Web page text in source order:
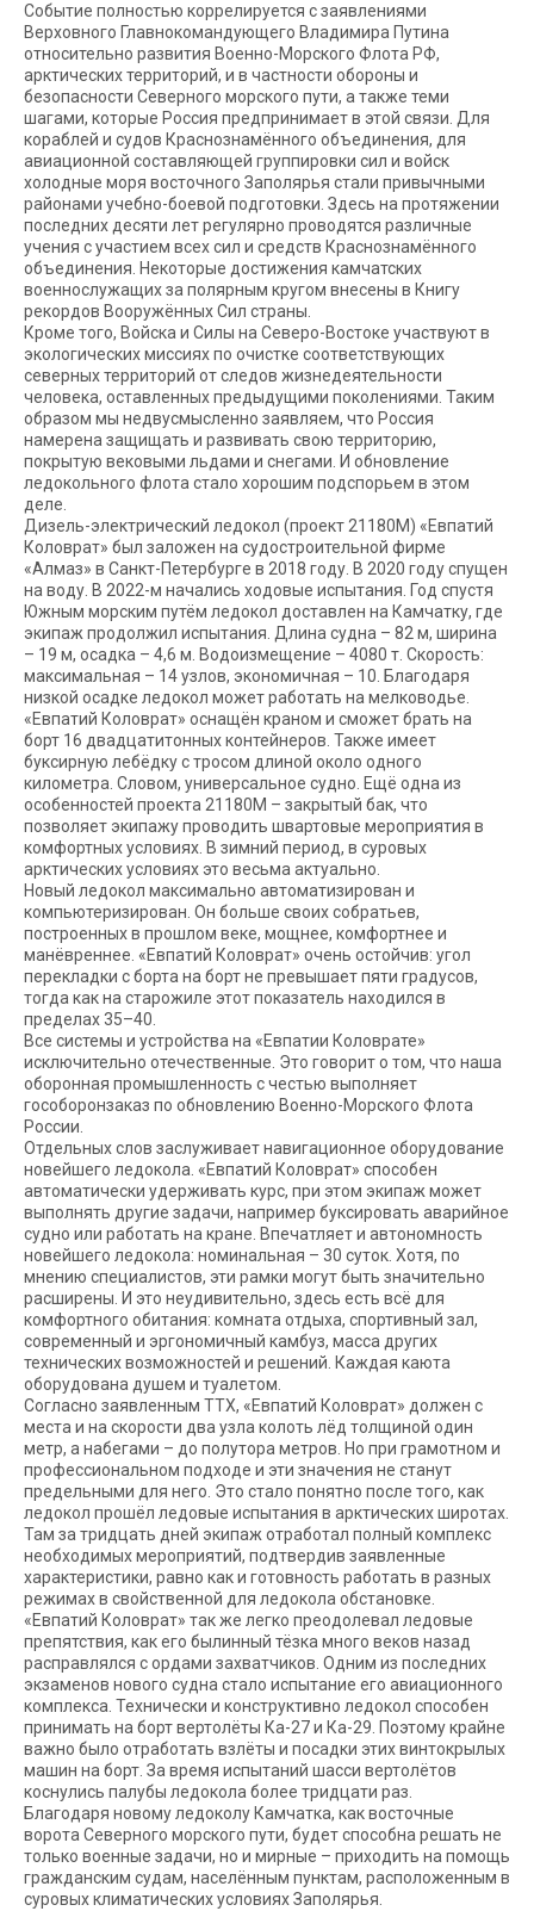
Событие полностью коррелируется с заявлениями
Верховного Главнокомандующего Владимира Путина
относительно развития Военно-Морского Флота РФ,
арктических территорий, и в частности обороны и
безопасности Северного морского пути, а также теми
шагами, которые Россия предпринимает в этой связи. Для
кораблей и судов Краснознамённого объединения, для
авиационной составляющей группировки сил и войск
холодные моря восточного Заполярья стали привычными
районами учебно-боевой подготовки. Здесь на протяжении
последних десяти лет регулярно проводятся различные
учения с участием всех сил и средств Краснознамённого
объединения. Некоторые достижения камчатских
военнослужащих за полярным кругом внесены в Книгу
рекордов Вооружённых Сил страны.
Кроме того, Войска и Силы на Северо-Востоке участвуют в
экологических миссиях по очистке соответствующих
северных территорий от следов жизнедеятельности
человека, оставленных предыдущими поколениями. Таким
образом мы недвусмысленно заявляем, что Россия
намерена защищать и развивать свою территорию,
покрытую вековыми льдами и снегами. И обновление
ледокольного флота стало хорошим подспорьем в этом
деле.
Дизель-электрический ледокол (проект 21180М) «Евпатий
Коловрат» был заложен на судостроительной фирме
«Алмаз» в Санкт-Петербурге в 2018 году. В 2020 году спущен
на воду. В 2022-м начались ходовые испытания. Год спустя
Южным морским путём ледокол доставлен на Камчатку, где
экипаж продолжил испытания. Длина судна – 82 м, ширина
– 19 м, осадка – 4,6 м. Водоизмещение – 4080 т. Скорость:
максимальная – 14 узлов, экономичная – 10. Благодаря
низкой осадке ледокол может работать на мелководье.
«Евпатий Коловрат» оснащён краном и сможет брать на
борт 16 двадцатитонных контейнеров. Также имеет
буксирную лебёдку с тросом длиной около одного
километра. Словом, универсальное судно. Ещё одна из
особенностей проекта 21180М – закрытый бак, что
позволяет экипажу проводить швартовые мероприятия в
комфортных условиях. В зимний период, в суровых
арктических условиях это весьма актуально.
Новый ледокол максимально автоматизирован и
компьютеризирован. Он больше своих собратьев,
построенных в прошлом веке, мощнее, комфортнее и
манёвреннее. «Евпатий Коловрат» очень остойчив: угол
перекладки с борта на борт не превышает пяти градусов,
тогда как на старожиле этот показатель находился в
пределах 35–40.
Все системы и устройства на «Евпатии Коловрате»
исключительно отечественные. Это говорит о том, что наша
оборонная промышленность с честью выполняет
гособоронзаказ по обновлению Военно-Морского Флота
России.
Отдельных слов заслуживает навигационное оборудование
новейшего ледокола. «Евпатий Коловрат» способен
автоматически удерживать курс, при этом экипаж может
выполнять другие задачи, например буксировать аварийное
судно или работать на кране. Впечатляет и автономность
новейшего ледокола: номинальная – 30 суток. Хотя, по
мнению специалистов, эти рамки могут быть значительно
расширены. И это неудивительно, здесь есть всё для
комфортного обитания: комната отдыха, спортивный зал,
современный и эргономичный камбуз, масса других
технических возможностей и решений. Каждая каюта
оборудована душем и туалетом.
Согласно заявленным ТТХ, «Евпатий Коловрат» должен с
места и на скорости два узла колоть лёд толщиной один
метр, а набегами – до полутора метров. Но при грамотном и
профессиональном подходе и эти значения не станут
предельными для него. Это стало понятно после того, как
ледокол прошёл ледовые испытания в арк­тических широтах.
Там за тридцать дней экипаж отработал полный комплекс
необходимых мероприятий, подтвердив заявленные
характеристики, равно как и готовность работать в разных
режимах в свойственной для ледокола обстановке.
«Евпатий Коловрат» так же легко преодолевал ледовые
препятствия, как его былинный тёзка много веков назад
расправлялся с ордами захватчиков. Одним из последних
экзаменов нового судна стало испытание его авиационного
комплекса. Технически и конструктивно ледокол способен
принимать на борт вертолёты Ка-27 и Ка-29. Поэтому крайне
важно было отработать взлёты и посадки этих винтокрылых
машин на борт. За время испытаний шасси вертолётов
коснулись палубы ледокола более тридцати раз.
Благодаря новому ледоколу Камчатка, как восточные
ворота Северного морского пути, будет способна решать не
только военные задачи, но и мирные – приходить на помощь
гражданским судам, населённым пунктам, расположенным в
суровых климатических условиях Заполярья.